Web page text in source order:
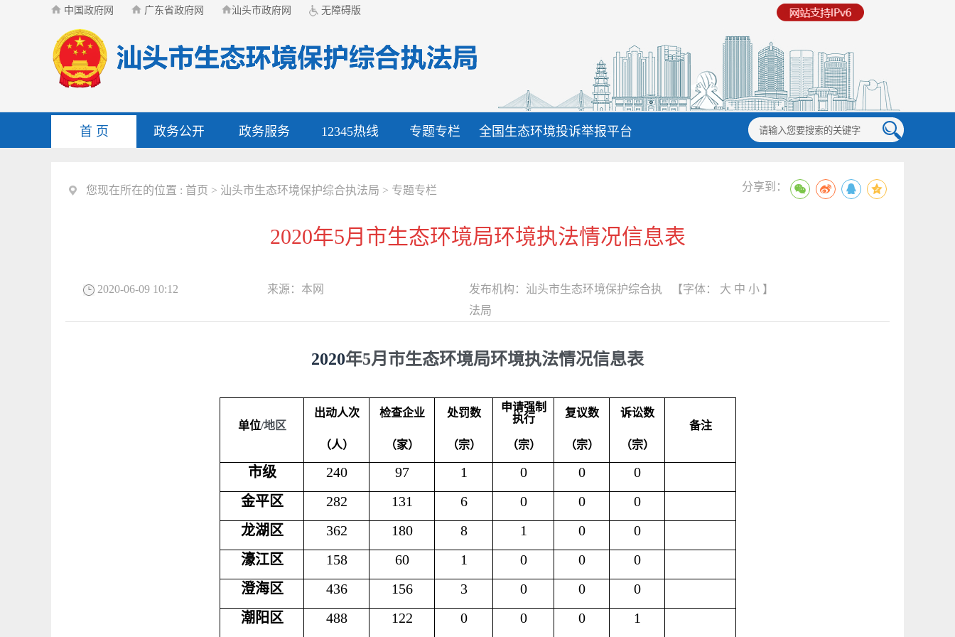
中国政府网 广东省政府网 汕头市政府网 无障碍版
首 页 政务公开 政务服务 12345热线 专题专栏 全国生态环境投诉举报平台
您现在所在的位置 : 首页 > 汕头市生态环境保护综合执法局 > 专题专栏 分享到：
2020年5月市生态环境局环境执法情况信息表
2020-06-09 10:12 来源： 本网 发布机构： 汕头市生态环境保护综合执
法局
【字体： 大 中 小 】
2020年5月市生态环境局环境执法情况信息表
单位/地区
出动人次 检查企业 处罚数
申请强制
执行
复议数
诉讼数
备注
（人）
（家） （宗） （宗） （宗） （宗）
市级 240 97 1 0 0
0
金平区
282 131 6 0 0
0
龙湖区
362 180 8 1 0
0
濠江区
158 60 1 0 0
0
澄海区
436 156 3 0 0
0
潮阳区
488 122 0 0 0
1